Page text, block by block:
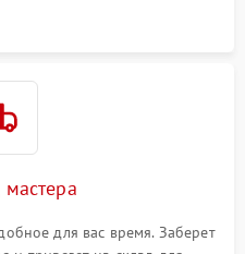
для вас время. Заберет